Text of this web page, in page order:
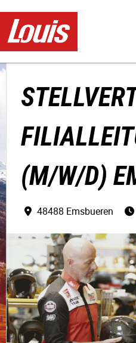
(M/W/D)
48488 Emsbueren